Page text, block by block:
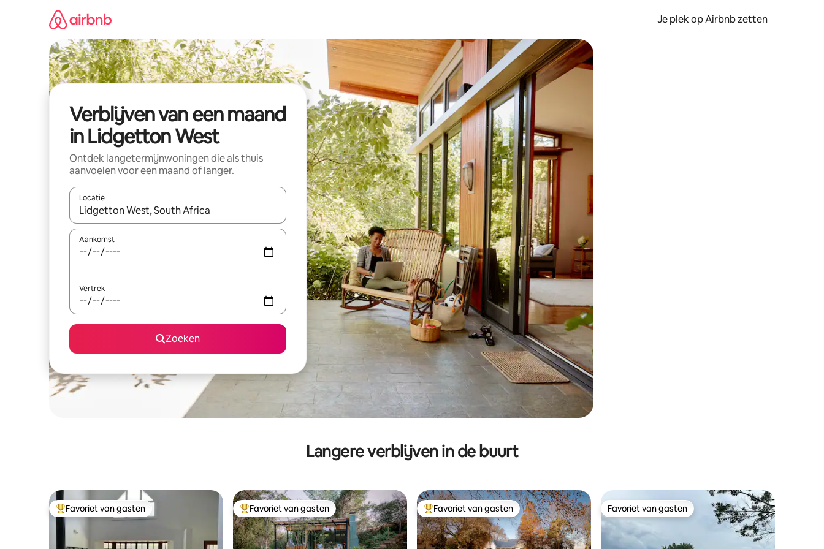
Je plek op Airbnb zetten
Verblijven van een maand
in Lidgetton West
Ontdek langetermijnwoningen die als thuis
aanvoelen voor een maand of langer.
Locatie
Wanneer er resultaten beschikbaar zijn, maak je een keuze met je de pijltjestoetsen omhoog en omlaag, óf door te tikken of swipen.
Aankomst
Vertrek
Zoeken
Langere verblijven in de buurt
Topfavoriet van gasten
Favoriet van gasten Topfavoriet van gasten
Favoriet van gasten Topfavoriet van gasten
Favoriet van gasten Favoriet van gasten
Favoriet van gasten